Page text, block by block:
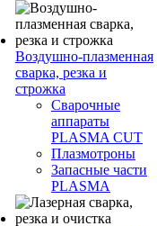
Воздушно-плазменная
сварка, резка и
строжка
Сварочные
аппараты
PLASMA CUT
Плазмотроны
Запасные части
PLASMA